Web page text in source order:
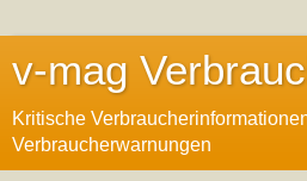
v-mag
Kritische
Verbraucherwarnungen